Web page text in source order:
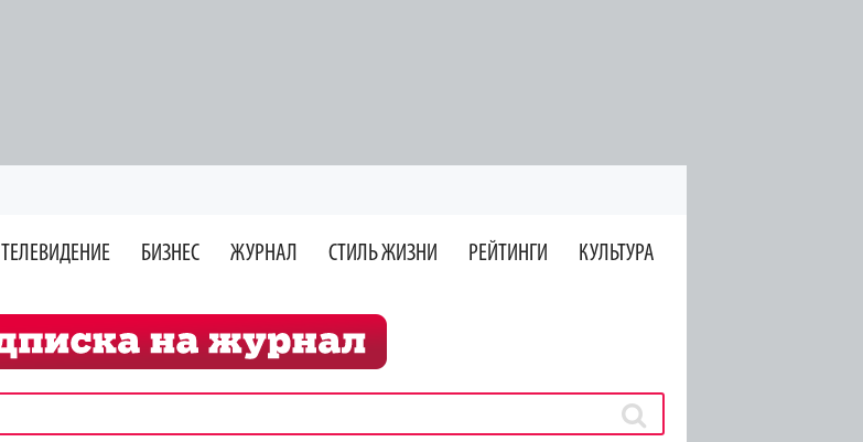
ТЕЛЕВИДЕНИЕ БИЗНЕС ЖУРНАЛ СТИЛЬ ЖИЗНИ РЕЙТИНГИ КУЛЬТУРА